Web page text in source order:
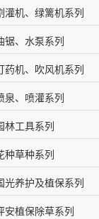
灌机、绿篱机系列
锯、水泵系列
药机、吹风机系列
泉、喷灌系列
林工具系列
种草种系列
光养护及植保系列
安植保除草系列